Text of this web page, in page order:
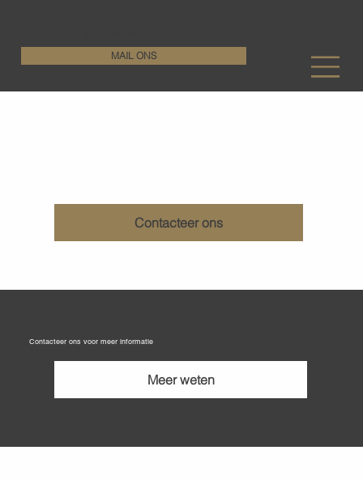
MAIL ONS
Contacteer ons
Contacteer ons voor meer informatie
Meer weten